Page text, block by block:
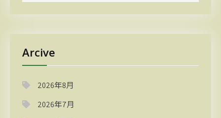
Arcive
2026年8月
2026年7月